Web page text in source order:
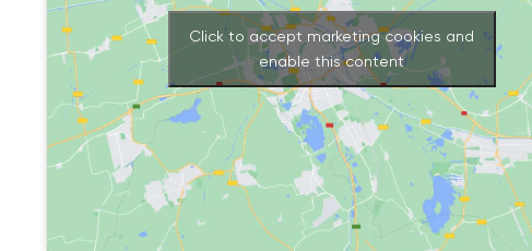
Click to accept marketing cookies and
enable this content